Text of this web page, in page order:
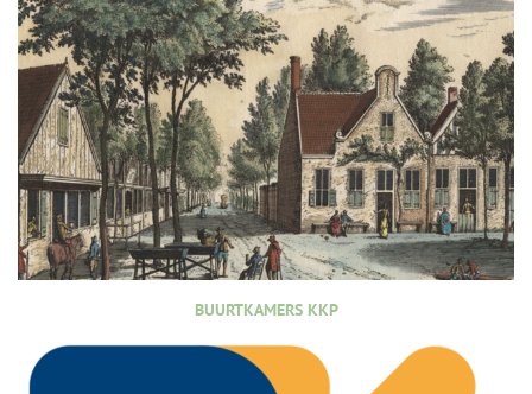
BUURTKAMERS KKP